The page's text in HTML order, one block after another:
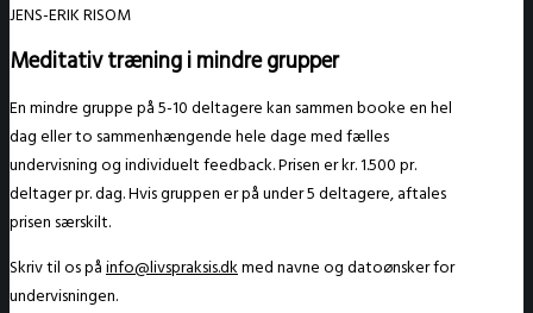
JENS-ERIK RISOM
Meditativ træning i mindre grupper
En mindre gruppe på 5-10deltagere kan sammen booke en hel
dag eller to sammenhængende hele dage med fælles
undervisning og individuelt feedback. Prisen er kr. 1.500 pr.
deltager pr. dag. Hvis gruppen er på under 5 deltagere, aftales
prisen særskilt.
Skriv til ospåinfo@livspraksis.dkmed navne og datoønsker for
undervisningen.